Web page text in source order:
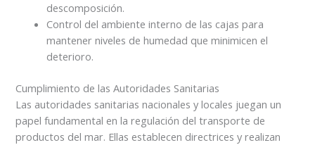
descomposición.
Control del ambiente interno de las cajas para
mantener niveles de humedad que minimicen el
deterioro.
Cumplimiento de las Autoridades Sanitarias
Las autoridades sanitarias nacionales y locales juegan un
papel fundamental en la regulación del transporte de
productos del mar. Ellas establecen directrices y realizan